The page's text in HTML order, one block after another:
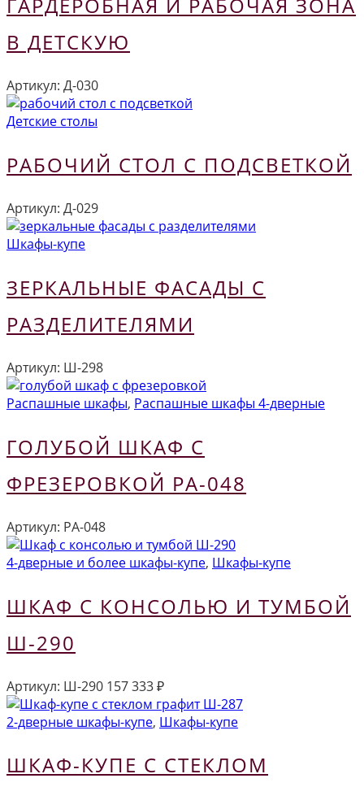
ГАРДЕРОБНАЯ И РАБОЧАЯ ЗОНА
В ДЕТСКУЮ
Артикул: Д-030
Детские столы
РАБОЧИЙ СТОЛ С ПОДСВЕТКОЙ
Артикул: Д-029
Шкафы-купе
ЗЕРКАЛЬНЫЕ ФАСАДЫ С
РАЗДЕЛИТЕЛЯМИ
Артикул: Ш-298
Распашные шкафы, Распашные шкафы 4-дверные
ГОЛУБОЙ ШКАФ С
ФРЕЗЕРОВКОЙ РА-048
Артикул: РА-048
4-дверные и более шкафы-купе, Шкафы-купе
ШКАФ С КОНСОЛЬЮ И ТУМБОЙ
Ш-290
Артикул: Ш-290 157 333₽
2-дверные шкафы-купе, Шкафы-купе
ШКАФ-КУПЕ С СТЕКЛОМ